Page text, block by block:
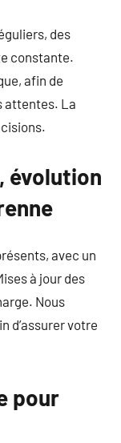
des
constante.
afin de
attentes. La
évolution
avec un
à jour des
Nous
d’assurer votre
pour